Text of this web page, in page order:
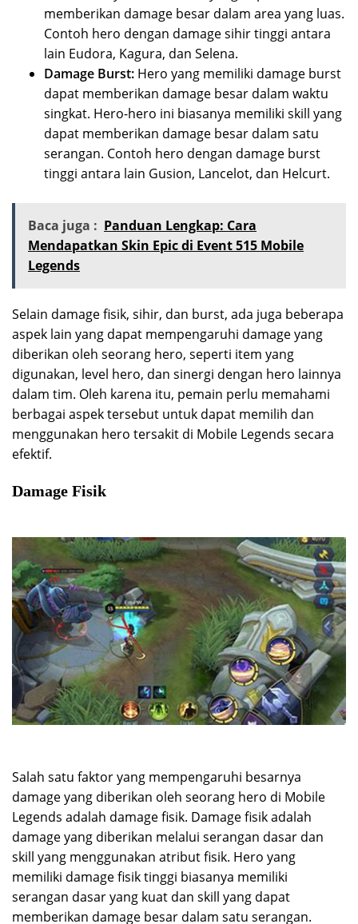
memberikan damage besar dalam area yang luas.
Contoh hero dengan damage sihir tinggi antara
lain Eudora, Kagura, dan Selena.
Damage Burst: Hero yang memiliki damage burst
dapat memberikan damage besar dalam waktu
singkat. Hero-hero ini biasanya memiliki skill yang
dapat memberikan damage besar dalam satu
serangan. Contoh hero dengan damage burst
tinggi antara lain Gusion, Lancelot, dan Helcurt.
Baca juga : Panduan Lengkap: Cara
Mendapatkan Skin Epic di Event 515 Mobile
Legends
Selain damage fisik, sihir, dan burst, ada juga beberapa
aspek lain yang dapat mempengaruhi damage yang
diberikan oleh seorang hero, seperti item yang
digunakan, level hero, dan sinergi dengan hero lainnya
dalam tim. Oleh karena itu, pemain perlu memahami
berbagai aspek tersebut untuk dapat memilih dan
menggunakan hero tersakit di Mobile Legends secara
efektif.
Damage Fisik
Salah satu faktor yang mempengaruhi besarnya
damage yang diberikan oleh seorang hero di Mobile
Legends adalah damage fisik. Damage fisik adalah
damage yang diberikan melalui serangan dasar dan
skill yang menggunakan atribut fisik. Hero yang
memiliki damage fisik tinggi biasanya memiliki
serangan dasar yang kuat dan skill yang dapat
memberikan damage besar dalam satu serangan.